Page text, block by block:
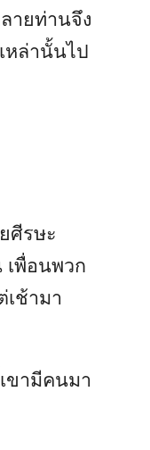
ายท่านจึง
หล่านั้นไป
ศีรษะ
เพื่อนพวก
ช้ามา
ขามีคนมา